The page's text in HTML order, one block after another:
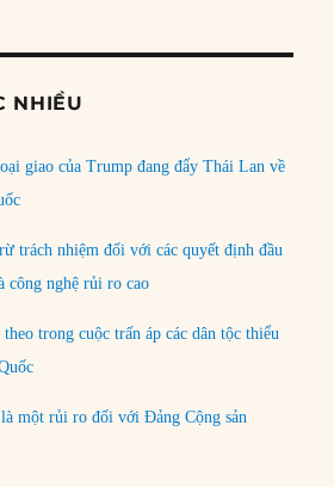
NHIỀU
giao của Trump đang đẩy Thái Lan về
trách nhiệm đối với các quyết định đầu
công nghệ rủi ro cao
trong cuộc trấn áp các dân tộc thiểu
một rủi ro đối với Đảng Cộng sản